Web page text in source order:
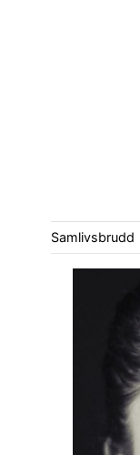
Samlivsbrudd